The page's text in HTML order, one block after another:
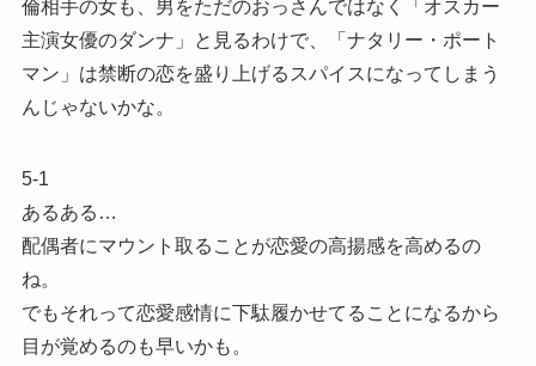
倫相手の女も、男をただのおっさんではなく「オスカー
主演女優のダンナ」と見るわけで、「ナタリー・ポート
マン」は禁断の恋を盛り上げるスパイスになってしまう
んじゃないかな。
5-1
あるある…
配偶者にマウント取ることが恋愛の高揚感を高めるの
ね。
でもそれって恋愛感情に下駄履かせてることになるから
目が覚めるのも早いかも。